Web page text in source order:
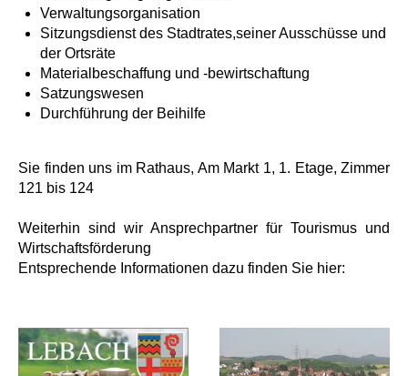
Verwaltungsorganisation
Sitzungsdienst des Stadtrates,seiner Ausschüsse und
der Ortsräte
Materialbeschaffung und -bewirtschaftung
Satzungswesen
Durchführung der Beihilfe
Sie finden uns im Rathaus, Am Markt 1, 1. Etage, Zimmer
121 bis 124
Weiterhin sind wir Ansprechpartner für Tourismus und
Wirtschaftsförderung
Entsprechende Informationen dazu finden Sie hier: